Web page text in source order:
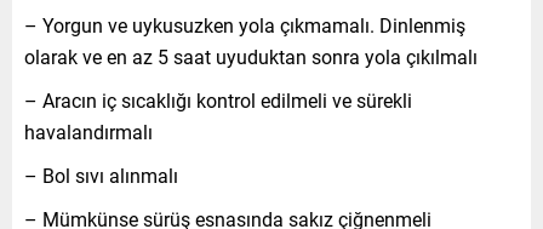
– Yorgun ve uykusuzken yola çıkmamalı. Dinlenmiş
olarak ve en az 5 saat uyuduktan sonra yola çıkılmalı
– Aracın iç sıcaklığı kontrol edilmeli ve sürekli
havalandırmalı
– Bol sıvı alınmalı
– Mümkünse sürüş esnasında sakız çiğnenmeli